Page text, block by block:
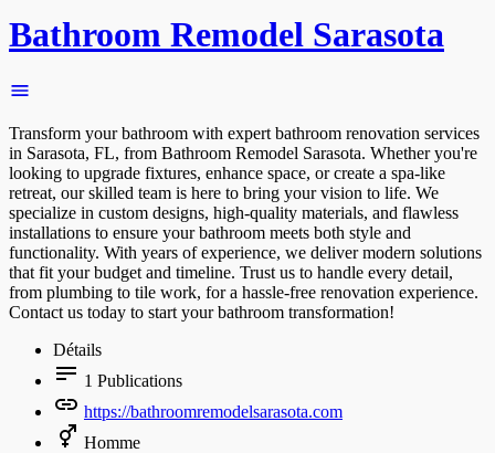
Bathroom Remodel Sarasota
Transform your bathroom with expert bathroom renovation services
in Sarasota, FL, from Bathroom Remodel Sarasota. Whether you're
looking to upgrade fixtures, enhance space, or create a spa-like
retreat, our skilled team is here to bring your vision to life. We
specialize in custom designs, high-quality materials, and flawless
installations to ensure your bathroom meets both style and
functionality. With years of experience, we deliver modern solutions
that fit your budget and timeline. Trust us to handle every detail,
from plumbing to tile work, for a hassle-free renovation experience.
Contact us today to start your bathroom transformation!
Détails
1 Publications
https://bathroomremodelsarasota.com
Homme